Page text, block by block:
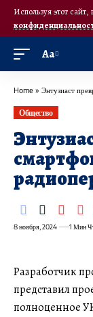
Используя этот
Аа
Home » Энтузиаст
Общество
8 ноября, 2024 1 Мин
Разработчик
представил
полноценное